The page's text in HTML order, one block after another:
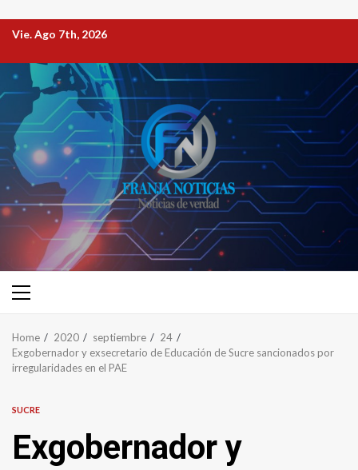
Vie. Ago 7th, 2026
Home 2020 septiembre
24
Exgobernador y exsecretario de Educación de Sucre sancionados por
irregularidades en el PAE
SUCRE
Exgobernador y